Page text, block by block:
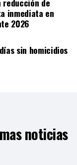
inmediata en
2026
sin homicidios
noticias